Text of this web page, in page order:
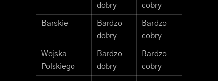
dobry
dobry
Barskie
Bardzo
dobry
Bardzo
dobry
Wojska
Polskiego
Bardzo
dobry
Bardzo
dobry